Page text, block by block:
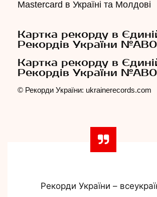
Mastercard в Україні та Молдові
Картка рекорду в
Рекордів України
Картка рекорду в
Рекордів України
© Рекорди України: ukrainerecords.com
Рекорди України –